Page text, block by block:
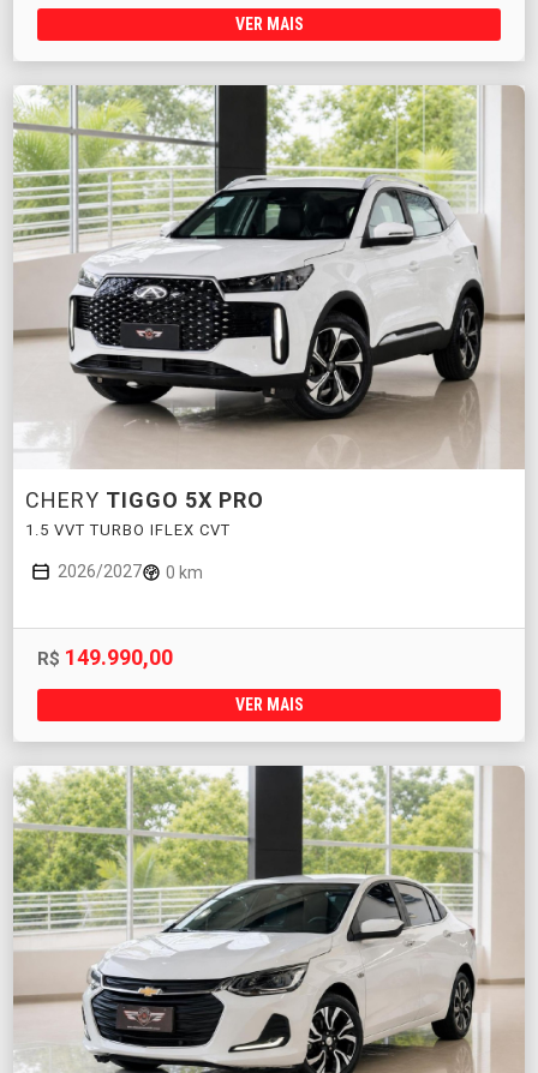
VER MAIS
CHERY TIGGO 5X PRO
1.5 VVT TURBO IFLEX CVT
2026/2027 0 km
R$ 149.990,00
VER MAIS